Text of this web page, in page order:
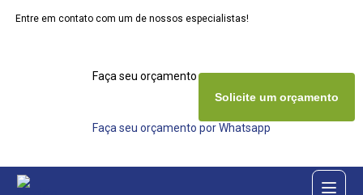
Entre em contato com um de nossos especialistas!
Faça seu orçamento agora mesmo
Faça seu orçamento por Whatsapp
Solicite um orçamento